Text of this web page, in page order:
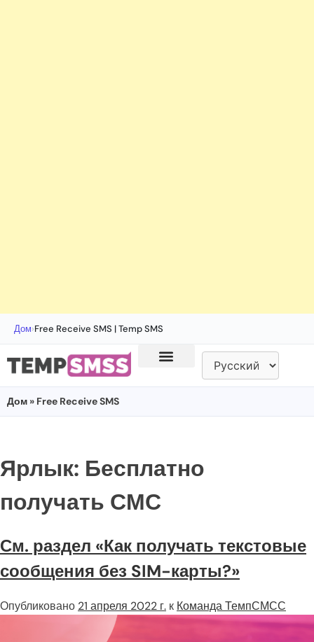
Дом›Free Receive SMS | Temp SMS
Дом » Free Receive SMS
Ярлык: Бесплатно
получать СМС
См. раздел «Как получать текстовые
сообщения без SIM-карты?»
Опубликовано 21 апреля 2022 г. к Команда ТемпСМСС